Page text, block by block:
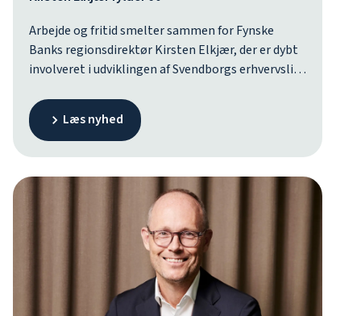
Arbejde og fritid smelter sammen for Fynske
Banks regionsdirektør Kirsten Elkjær, der er dybt
involveret i udviklingen af Svendborgs erhvervsliv
gælder ikke mindst i GOG og den maritime
branche. Søndag den 31. maj fylder hun 60 år, men
Læs nyhed